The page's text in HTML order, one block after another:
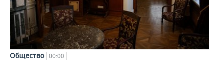
Общество 00:00